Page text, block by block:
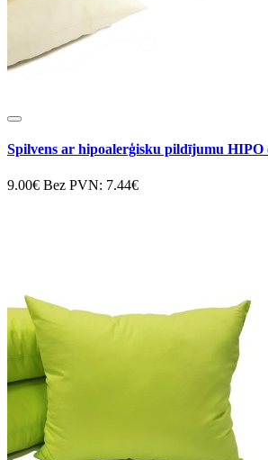
Spilvens ar hipoalerģisku pildījumu HIPO
9.00€ Bez PVN: 7.44€